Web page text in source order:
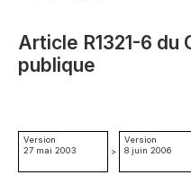
Article R1321-6 du
publique
Version
27 mai 2003
>
Version
8 juin 2006